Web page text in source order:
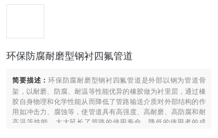
环保防腐耐磨型钢衬四氟管道
简要描述：环保防腐耐磨型钢衬四氟管道是外部以钢为管道骨
架，以耐磨、防腐、耐温等性能优异的橡胶做为衬里层，通过橡
胶自身物理和化学性能从而降低了管路输送介质对外部结构的作
用如冲击力、腐蚀等，使管道具有高强度、高耐磨、高防腐和耐
高温等性能，大大延长了管路的使用寿命，降低的使用者的成